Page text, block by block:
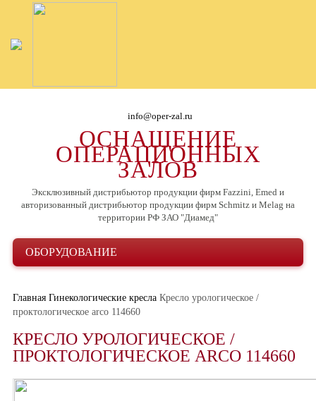
info@oper-zal.ru
ОСНАЩЕНИЕ
ОПЕРАЦИОННЫХ
ЗАЛОВ
Эксклюзивный дистрибьютор продукции фирм Fazzini, Emed и
авторизованный дистрибьютор продукции фирм Schmitz и Melag на
территории РФ ЗАО "Диамед"
ОБОРУДОВАНИЕ
Главная Гинекологические кресла Кресло урологическое /
проктологическое arco 114660
КРЕСЛО УРОЛОГИЧЕСКОЕ /
ПРОКТОЛОГИЧЕСКОЕ ARCO 114660